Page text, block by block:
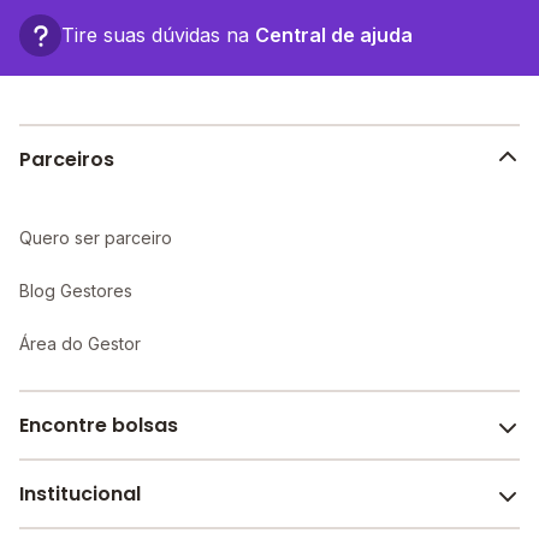
Tire suas dúvidas na Central de ajuda
Parceiros
Quero ser parceiro
Blog Gestores
Área do Gestor
Encontre bolsas
Melhores escolas de São Paulo
Institucional